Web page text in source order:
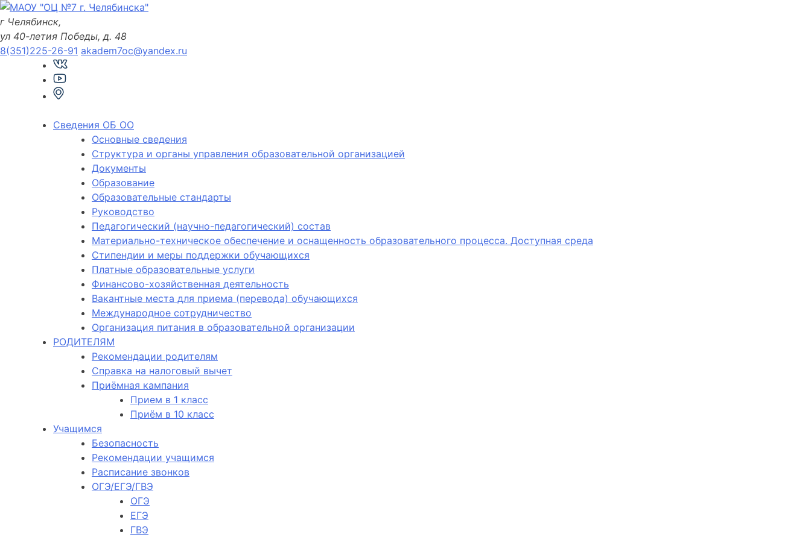
Skip
to
content
г Челябинск,
ул 40-летия Победы, д. 48
8(351)225-26-91 akadem7oc@yandex.ru
Сведения ОБ ОО
Основные сведения
Структура и органы управления образовательной организацией
Документы
Образование
Образовательные стандарты
Руководство
Педагогический (научно-педагогический) состав
Материально-техническое обеспечение и оснащенность образовательного процесса. Доступная среда
Стипендии и меры поддержки обучающихся
Платные образовательные услуги
Финансово-хозяйственная деятельность
Вакантные места для приема (перевода) обучающихся
Международное сотрудничество
Организация питания в образовательной организации
РОДИТЕЛЯМ
Рекомендации родителям
Справка на налоговый вычет
Приёмная кампания
Прием в 1 класс
Приём в 10 класс
Учащимся
Безопасность
Рекомендации учащимся
Расписание звонков
ОГЭ/ЕГЭ/ГВЭ
ОГЭ
ЕГЭ
ГВЭ